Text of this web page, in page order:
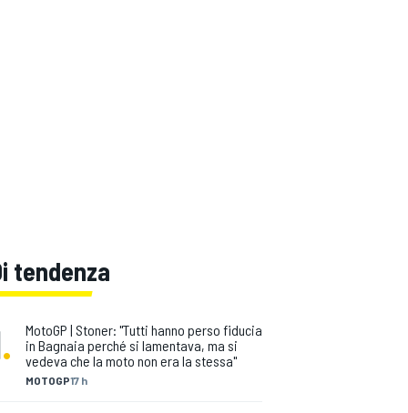
tendenza
.
MOTOGP17 h
MotoGP | Stoner: "Tutti hanno perso fiducia
in Bagnaia perché si lamentava, ma si
vedeva che la moto non era la stessa"